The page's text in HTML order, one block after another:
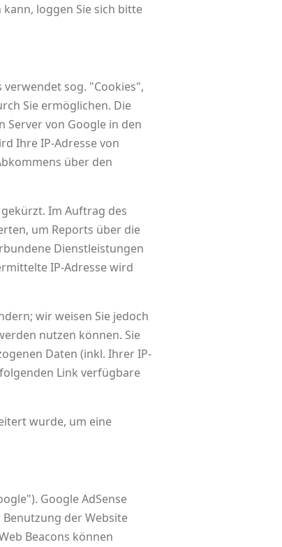
loggen Sie sich bitte
verwendet sog. "Cookies",
Sie ermöglichen. Die
Server von Google in den
Ihre IP-Adresse von
über den
Im Auftrag des
um Reports über die
Dienstleistungen
IP-Adresse wird
wir weisen Sie jedoch
nutzen können. Sie
Daten (inkl. Ihrer IP-
Link verfügbare
wurde, um eine
Google AdSense
der Website
Beacons können